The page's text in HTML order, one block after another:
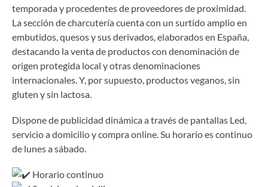
temporada y procedentes de proveedores de proximidad.
La sección de charcutería cuenta con un surtido amplio en
embutidos, quesos y sus derivados, elaborados en España,
destacando la venta de productos con denominación de
origen protegida local y otras denominaciones
internacionales. Y, por supuesto, productos veganos, sin
gluten y sin lactosa.
Dispone de publicidad dinámica a través de pantallas Led,
servicio a domicilio y compra online. Su horario es continuo
de lunes a sábado.
Horario continuo